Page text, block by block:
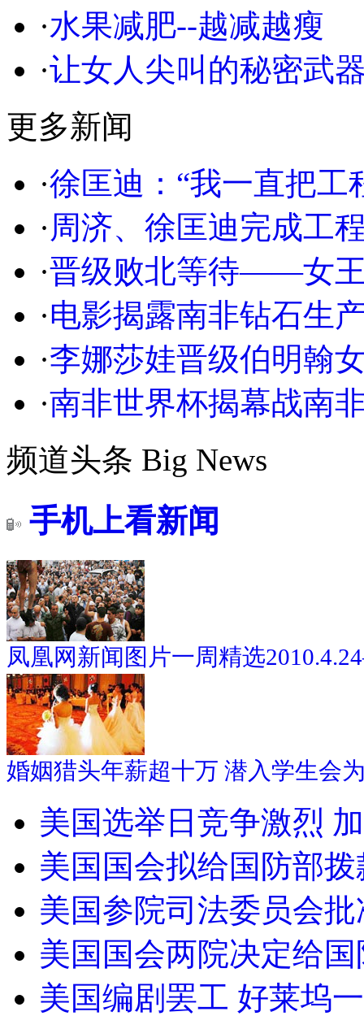
·水果减肥--越减越瘦
·让女人尖叫的秘密武
更多新闻
·徐匡迪：“我一直把工
· 周济、徐匡迪完成工
·晋级败北等待——女
·电影揭露南非钻石生
·李娜莎娃晋级伯明翰
·南非世界杯揭幕战南
频道头条 Big News
手机上看新闻
凤凰网新闻图片一周精选
婚姻猎头年薪超十万 潜入学生会
美国选举日竞争激烈
美国国会拟给国防部
美国参院司法委员会
美国国会两院决定给
美国编剧罢工 好莱坞